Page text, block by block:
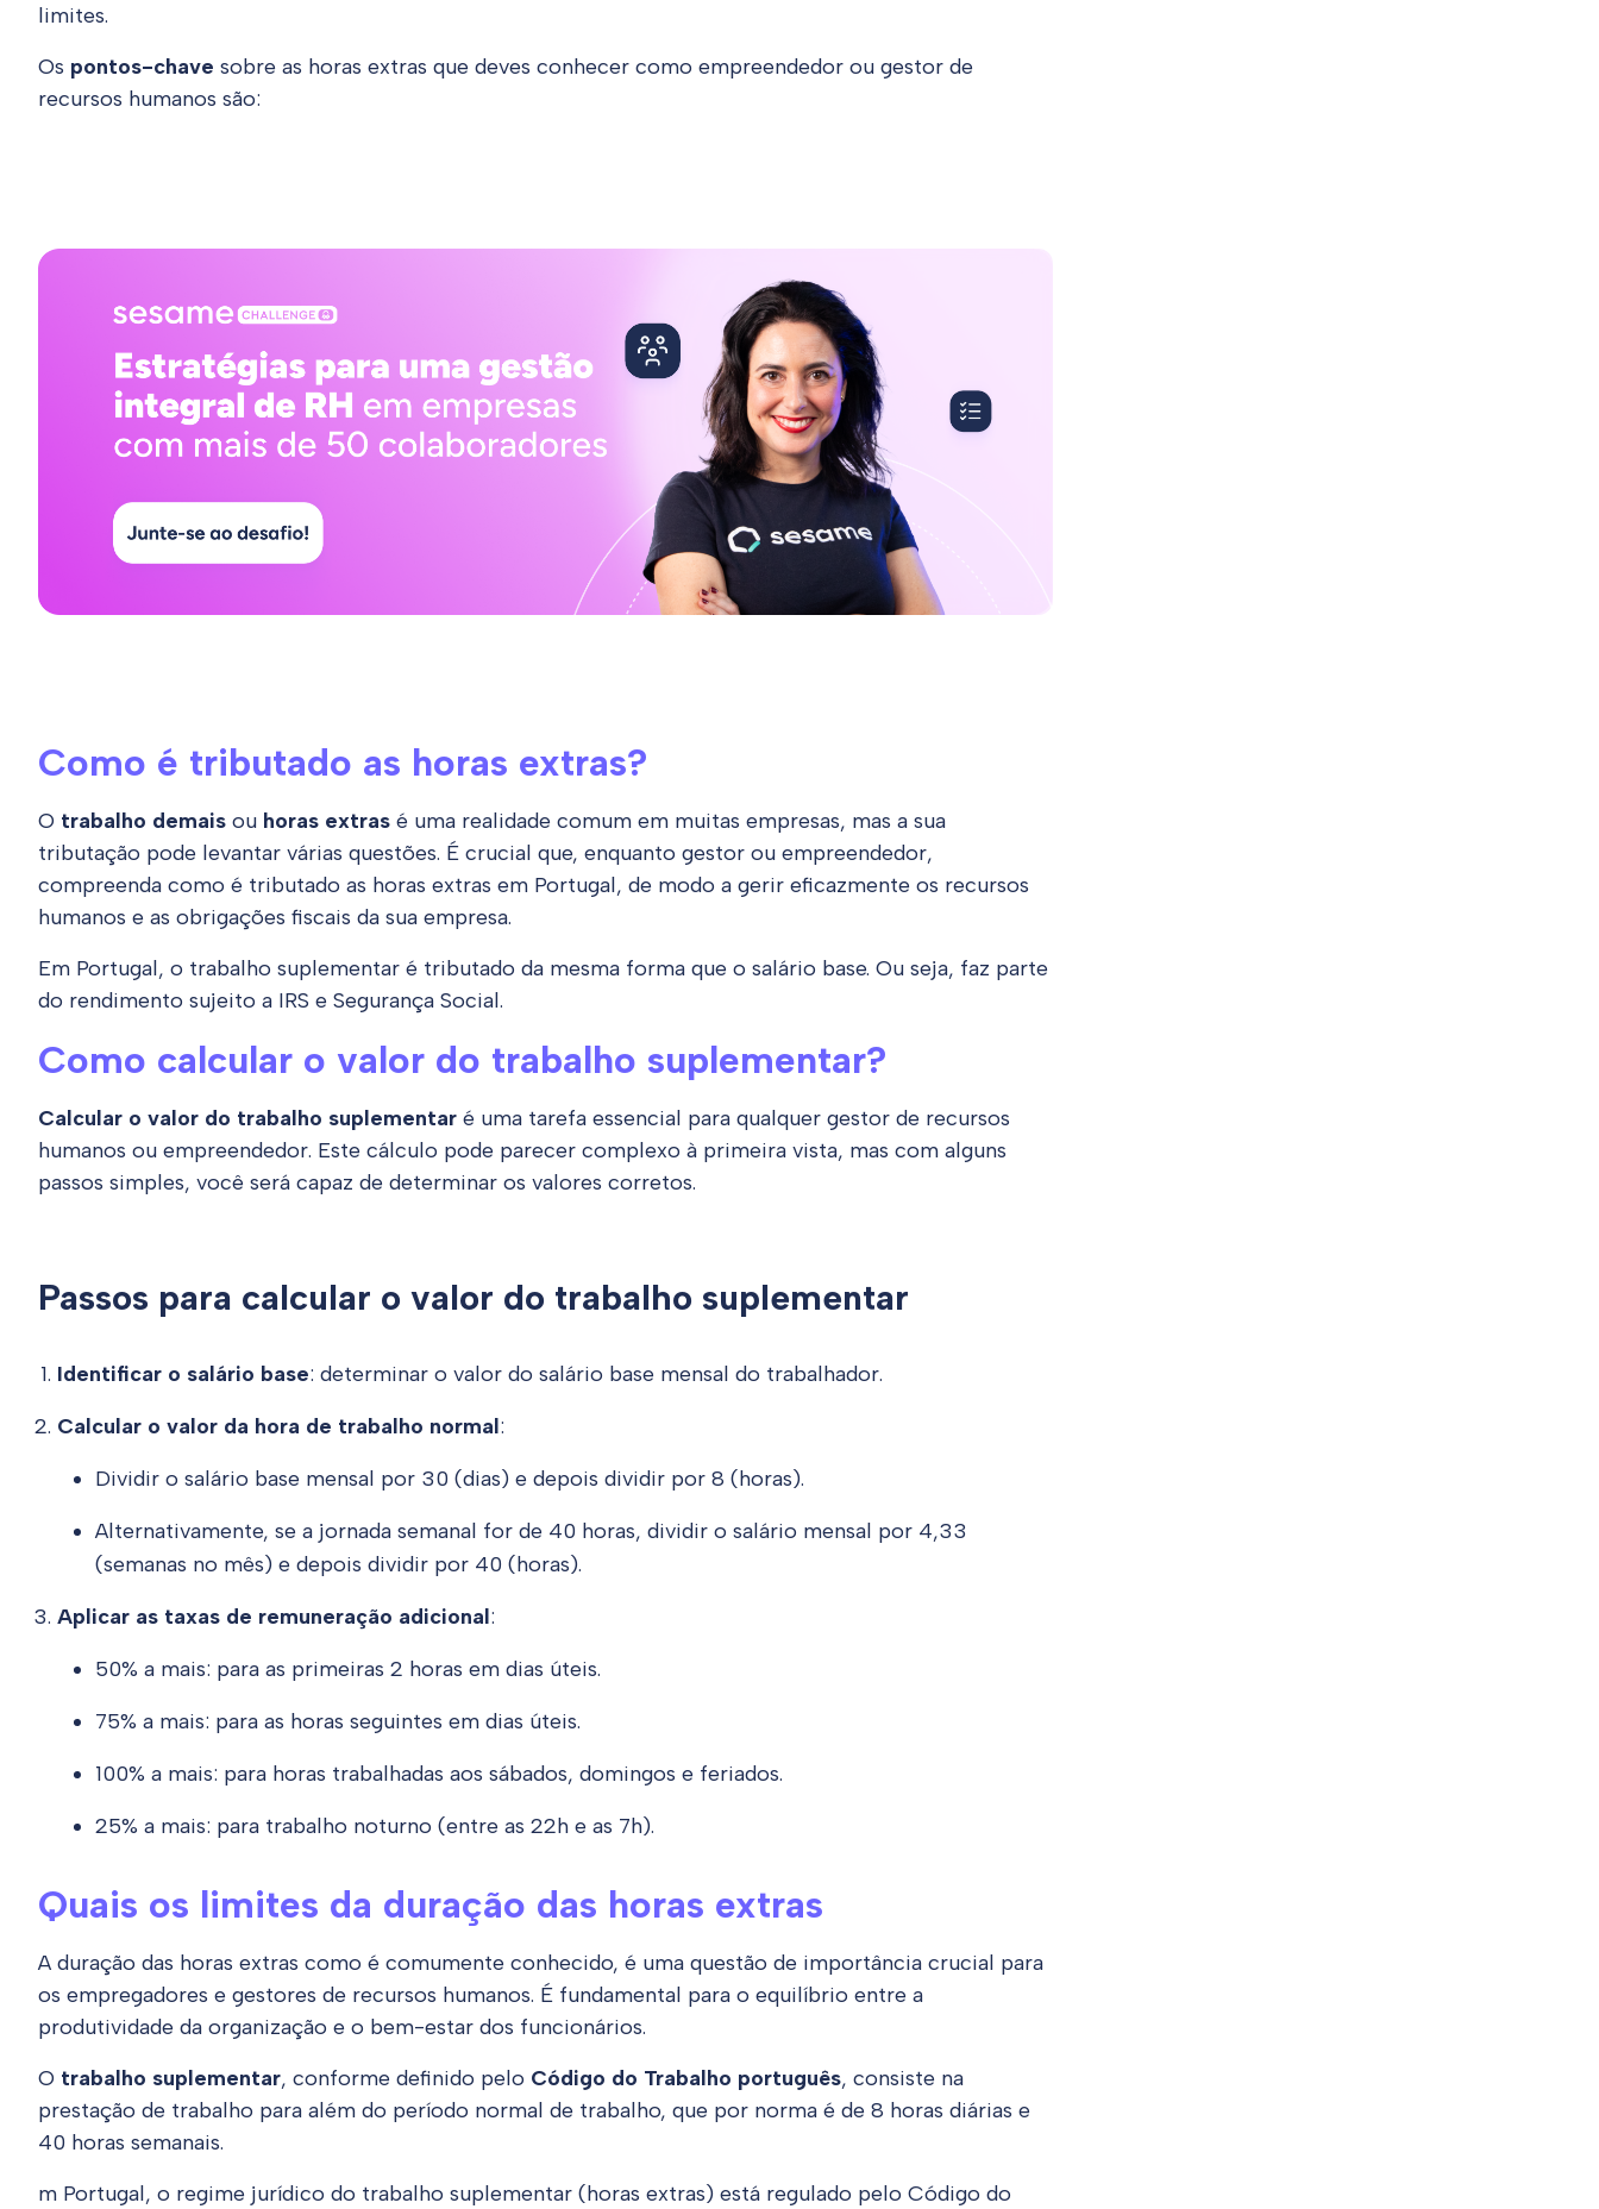
limites.
Os pontos-chave sobre as horas extras que deves conhecer como empreendedor ou gestor de
recursos humanos são:
Como é tributado as horas extras?
O trabalho demais ou horas extras é uma realidade comum em muitas empresas, mas a sua
tributação pode levantar várias questões. É crucial que, enquanto gestor ou empreendedor,
compreenda como é tributado as horas extras em Portugal, de modo a gerir eficazmente os recursos
humanos e as obrigações fiscais da sua empresa.
Em Portugal, o trabalho suplementar é tributado da mesma forma que o salário base. Ou seja, faz parte
do rendimento sujeito a IRS e Segurança Social.
Como calcular o valor do trabalho suplementar?
Calcular o valor do trabalho suplementar é uma tarefa essencial para qualquer gestor de recursos
humanos ou empreendedor. Este cálculo pode parecer complexo à primeira vista, mas com alguns
passos simples, você será capaz de determinar os valores corretos.
Passos para calcular o valor do trabalho suplementar
Identificar o salário base: determinar o valor do salário base mensal do trabalhador.
Calcular o valor da hora de trabalho normal:
Dividir o salário base mensal por 30 (dias) e depois dividir por 8 (horas).
Alternativamente, se a jornada semanal for de 40 horas, dividir o salário mensal por 4,33
(semanas no mês) e depois dividir por 40 (horas).
Aplicar as taxas de remuneração adicional:
50% a mais: para as primeiras 2 horas em dias úteis.
75% a mais: para as horas seguintes em dias úteis.
100% a mais: para horas trabalhadas aos sábados, domingos e feriados.
25% a mais: para trabalho noturno (entre as 22h e as 7h).
Quais os limites da duração das horas extras
A duração das horas extras como é comumente conhecido, é uma questão de importância crucial para
os empregadores e gestores de recursos humanos. É fundamental para o equilíbrio entre a
produtividade da organização e o bem-estar dos funcionários.
O trabalho suplementar, conforme definido pelo Código do Trabalho português, consiste na
prestação de trabalho para além do período normal de trabalho, que por norma é de 8 horas diárias e
40 horas semanais.
m Portugal, o regime jurídico do trabalho suplementar (horas extras) está regulado pelo Código do